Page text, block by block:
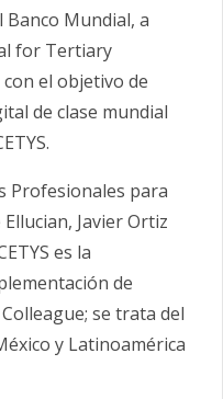
Banco Mundial, a
for Tertiary
el objetivo de
de clase mundial
Profesionales para
Javier Ortiz
es la
de
se trata del
y Latinoamérica